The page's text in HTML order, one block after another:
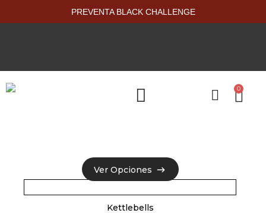
PREVENTA BLACK CHALLENGE
0
Ver Opciones
Ver Opciones
Kettlebells